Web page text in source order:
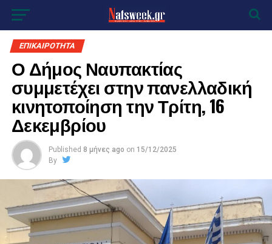
ΕΠΙΚΑΙΡΟΤΗΤΑ
Ο Δήμος Ναυπακτίας
συμμετέχει στην πανελλαδική
κινητοποίηση την Τρίτη, 16
Δεκεμβρίου
Published 8 μήνες ago on 15/12/2025
By